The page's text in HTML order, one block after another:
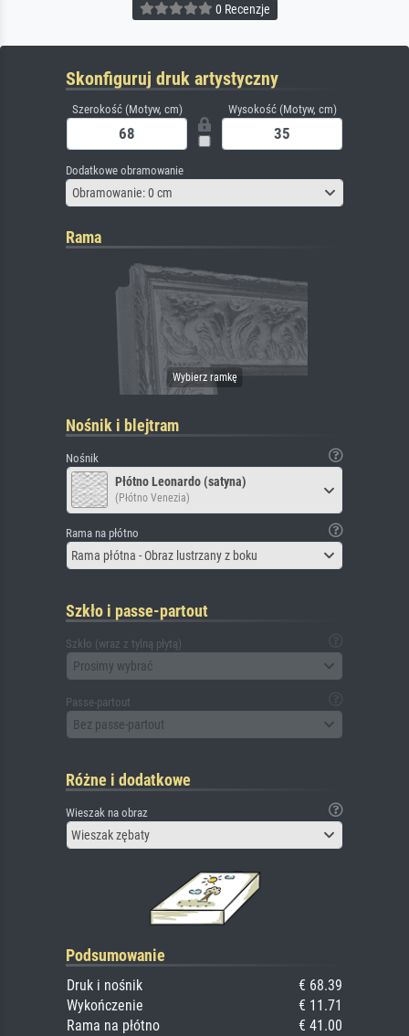
0 Recenzje
Skonfiguruj druk artystyczny
Szerokość (Motyw, cm) Wysokość (Motyw, cm)
Dodatkowe obramowanie
Obramowanie: 0 cm
Rama
Nośnik i blejtram
Nośnik
Płótno Leonardo (satyna)
(Płótno Venezia)
Rama na płótno
Rama płótna - Obraz lustrzany z boku
Szkło i passe-partout
Szkło (wraz z tylną płytą)
Prosimy wybrać
Passe-partout
Bez passe-partout
Różne i dodatkowe
Wieszak na obraz
Wieszak zębaty
Podsumowanie
Druk i nośnik
€ 68.39
Wykończenie
€ 11.71
Rama na płótno
€ 41.00